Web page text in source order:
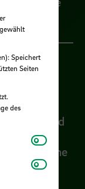
zur
und
und
Lagepläne
Speichert
Seiten
des
Matomo
Youtube